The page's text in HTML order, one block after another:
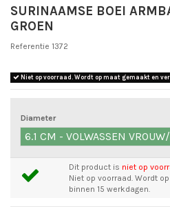
SURINAAMSE BOEI
GROEN
Referentie 1372
Niet op voorraad. Wordt op maat gemaakt en
Diameter
6.1 CM - VOLWASSEN
Dit product is niet op
Niet op voorraad. Wordt
binnen 15 werkdagen.